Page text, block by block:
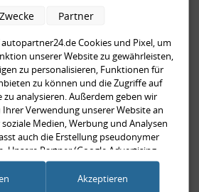
Zum Artikel
mit
rot, US-Ecken,
80 Cabrio, Typ 89,
Nr.: 8G0945225 +
999,99 €
999,99 € pro 1
Cookies und Pixel, um
unserer Website zu gewährleisten,
zu personalisieren, Funktionen für
zu können und die Zugriffe auf
zu analysieren. Außerdem geben wir
Verwendung unserer Website an
Medien, Werbung und Analysen
auch die Erstellung pseudonymer
Unsere Partner (Google Advertising
Informationen möglicherweise mit
die Sie ihnen bereitgestellt haben
Zwecke Partner
Akzeptieren